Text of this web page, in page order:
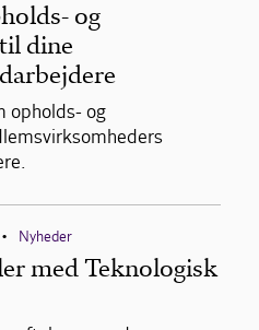
og
dine
opholds- og
• Nyheder
med Teknologisk